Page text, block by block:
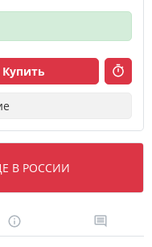
Купить
В РОССИИ